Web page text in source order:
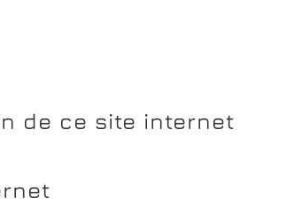
de ce site internet